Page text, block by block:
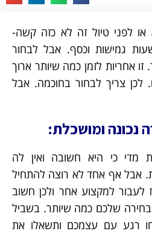
לפני טיול זה לא כזה קשה-
גמישות וכסף. אבל לבחור
אחריות לזמן כמה שיותר ארוך
לכן צריך לבחור בחוכמה. אבל
נכונה ומושכלת:
מדי כי היא חשובה ואין לה
אבל אף אחד לא רוצה להתחיל
לעבור למקצוע אחר ולכן חשוב
שלכם כמה שיותר. בשביל
רגע עם עצמכם ותשאלו את